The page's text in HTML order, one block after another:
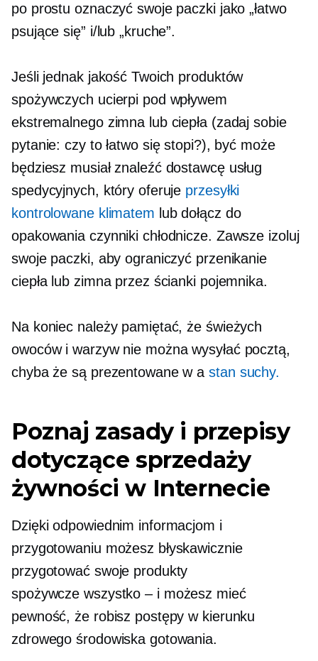
po prostu oznaczyć swoje paczki jako „łatwo
psujące się” i/lub „kruche”.
Jeśli jednak jakość Twoich produktów
spożywczych ucierpi pod wpływem
ekstremalnego zimna lub ciepła (zadaj sobie
pytanie: czy to łatwo się stopi?), być może
będziesz musiał znaleźć dostawcę usług
spedycyjnych, który oferuje przesyłki
kontrolowane klimatem lub dołącz do
opakowania czynniki chłodnicze. Zawsze izoluj
swoje paczki, aby ograniczyć przenikanie
ciepła lub zimna przez ścianki pojemnika.
Na koniec należy pamiętać, że świeżych
owoców i warzyw nie można wysyłać pocztą,
chyba że są prezentowane w astan suchy.
Poznaj zasady i przepisy
dotyczące sprzedaży
żywności w Internecie
Dzięki odpowiednim informacjom i
przygotowaniu możesz błyskawicznie
przygotować swoje produkty
spożywczewszystko – imożesz mieć
pewność, że robisz postępy w kierunku
zdrowego środowiska gotowania.